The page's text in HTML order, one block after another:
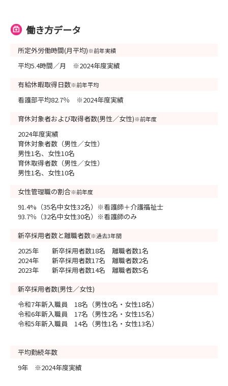
働き方データ
所定外労働時間(月平均)※前年実績
平均5.4時間／月 ※2024年度実績
有給休暇取得日数※前年平均
看護部平均82.7％ ※2024年度実績
育休対象者および取得者数(男性／女性)※前年度
2024年度実績
育休対象者数（男性／女性）
男性1名、女性10名
育休取得者数（男性／女性）
男性1名、女性10名
女性管理職の割合※前年度
91.4%（35名中女性32名）※看護師＋介護福祉士
93.7％（32名中女性30名）※看護師のみ
新卒採用者数と離職者数※過去3年間
2025年 新卒採用者数18名 離職者数1名
2024年 新卒採用者数17名 離職者数2名
2023年 新卒採用者数14名 離職者数5名
新卒採用者数(男性／女性)
令和7年新入職員 18名（男性0名・女性18名）
令和6年新入職員 17名（男性2名・女性15名）
令和5年新入職員 14名（男性1名・女性13名）
平均勤続年数
9年 ※2024年度実績